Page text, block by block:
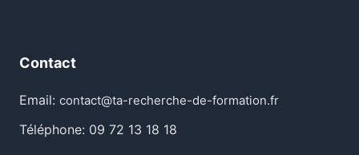
Contact
Email: contact@ta-recherche-de-formation.fr
Téléphone: 09 72 13 18 18